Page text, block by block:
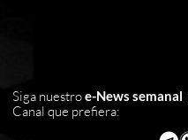
Siga nuestroe-News semanal
Canal que prefiera: